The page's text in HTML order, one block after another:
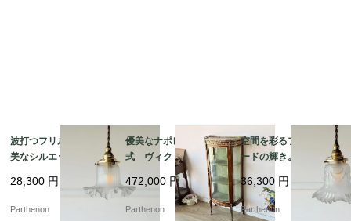
波打つフリルが描く優
美なシルエット。繊細
するフロストガラス・
ペンダントランプ【ls2
28,300 円
Parthenon
優美なナポレオン3世様
式 ヴィクトリア時代
の空気を今に伝えるデ
ィスプレイキャビネッ
ト【9526】
472,000 円
Parthenon
空間を彩るフリルシェ
ードの輝き。優美なガ
ーランド装飾が浮かび
上がるフロストガラ
ス・ペンダントランプ
36,300 円
Parthenon